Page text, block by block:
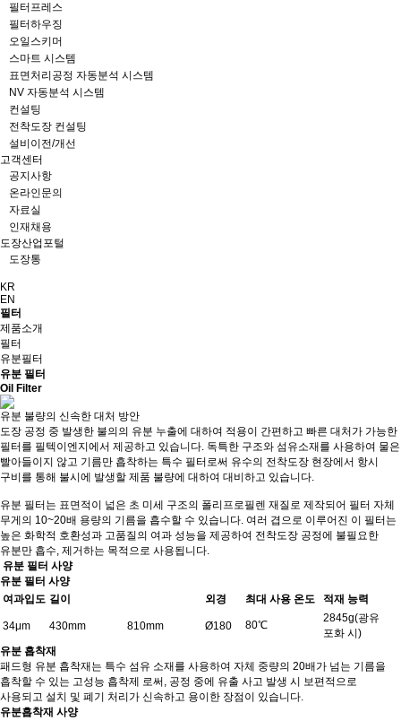
필터프레스
필터하우징
오일스키머
스마트 시스템
표면처리공정 자동분석 시스템
NV 자동분석 시스템
컨설팅
전착도장 컨설팅
설비이전/개선
고객센터
공지사항
온라인문의
자료실
인재채용
도장산업포털
도장통
KR
EN
필터
제품소개
필터
유분필터
유분 필터
Oil Filter
유분 불량의 신속한 대처 방안
도장 공정 중 발생한 불의의 유분 누출에 대하여 적용이 간편하고 빠른 대처가 가능한
필터를 필텍이엔지에서 제공하고 있습니다. 독특한 구조와 섬유소재를 사용하여 물은
빨아들이지 않고 기름만 흡착하는 특수 필터로써 유수의 전착도장 현장에서 항시
구비를 통해 불시에 발생할 제품 불량에 대하여 대비하고 있습니다.
유분 필터는 표면적이 넓은 초 미세 구조의 폴리프로필렌 재질로 제작되어 필터 자체
무게의 10~20배 용량의 기름을 흡수할 수 있습니다. 여러 겹으로 이루어진 이 필터는
높은 화학적 호환성과 고품질의 여과 성능을 제공하여 전착도장 공정에 불필요한
유분만 흡수, 제거하는 목적으로 사용됩니다.
유분 필터 사양
유분 필터 사양
여과입도 길이 외경 최대 사용 온도 적재 능력
34μm 430mm 810mm Ø180 80℃
2845g(광유
포화 시)
유분 흡착재
패드형 유분 흡착재는 특수 섬유 소재를 사용하여 자체 중량의 20배가 넘는 기름을
흡착할 수 있는 고성능 흡착제 로써, 공정 중에 유출 사고 발생 시 보편적으로
사용되고 설치 및 폐기 처리가 신속하고 용이한 장점이 있습니다.
유분흡착재 사양